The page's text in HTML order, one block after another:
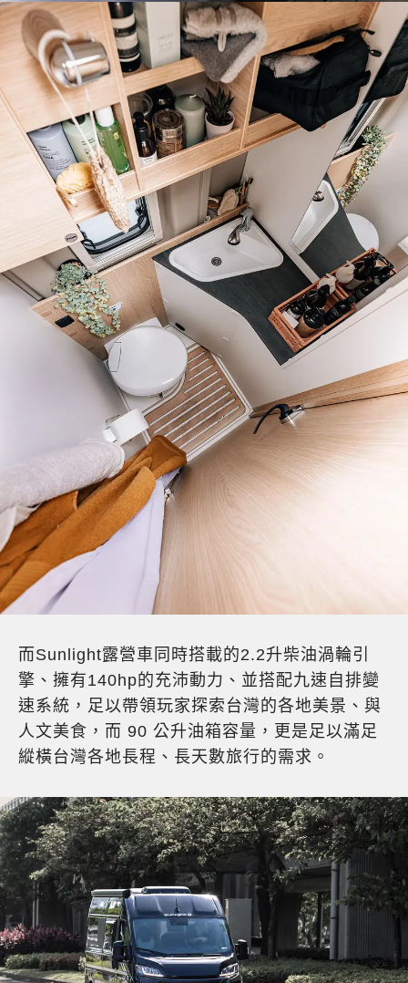
而Sunlight露營車同時搭載的2.2升柴油渦輪引
擎、擁有140hp的充沛動力、並搭配九速自排變
速系統，足以帶領玩家探索台灣的各地美景、與
人文美食，而 90 公升油箱容量，更是足以滿足
縱橫台灣各地長程、長天數旅行的需求。